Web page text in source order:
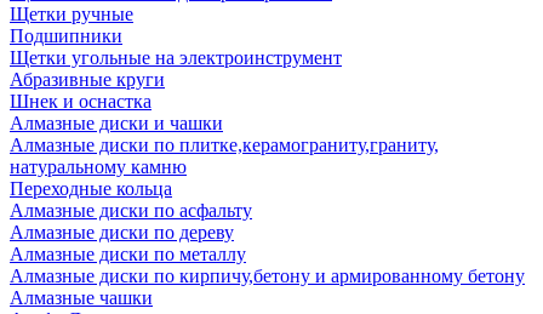
Щетки ручные
Подшипники
Щетки угольные на электроинструмент
Абразивные круги
Шнек и оснастка
Алмазные диски и чашки
Алмазные диски по плитке,керамограниту,граниту,
натуральному камню
Переходные кольца
Алмазные диски по асфальту
Алмазные диски по дереву
Алмазные диски по металлу
Алмазные диски по кирпичу,бетону и армированному бетону
Алмазные чашки